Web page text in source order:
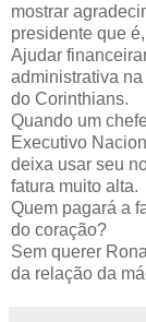
mostrar
presidente que
Ajudar
administrativa
do Corinthians.
Quando um
Executivo
deixa usar seu
fatura muito alta.
Quem pagará a
do coração?
Sem querer
da relação da